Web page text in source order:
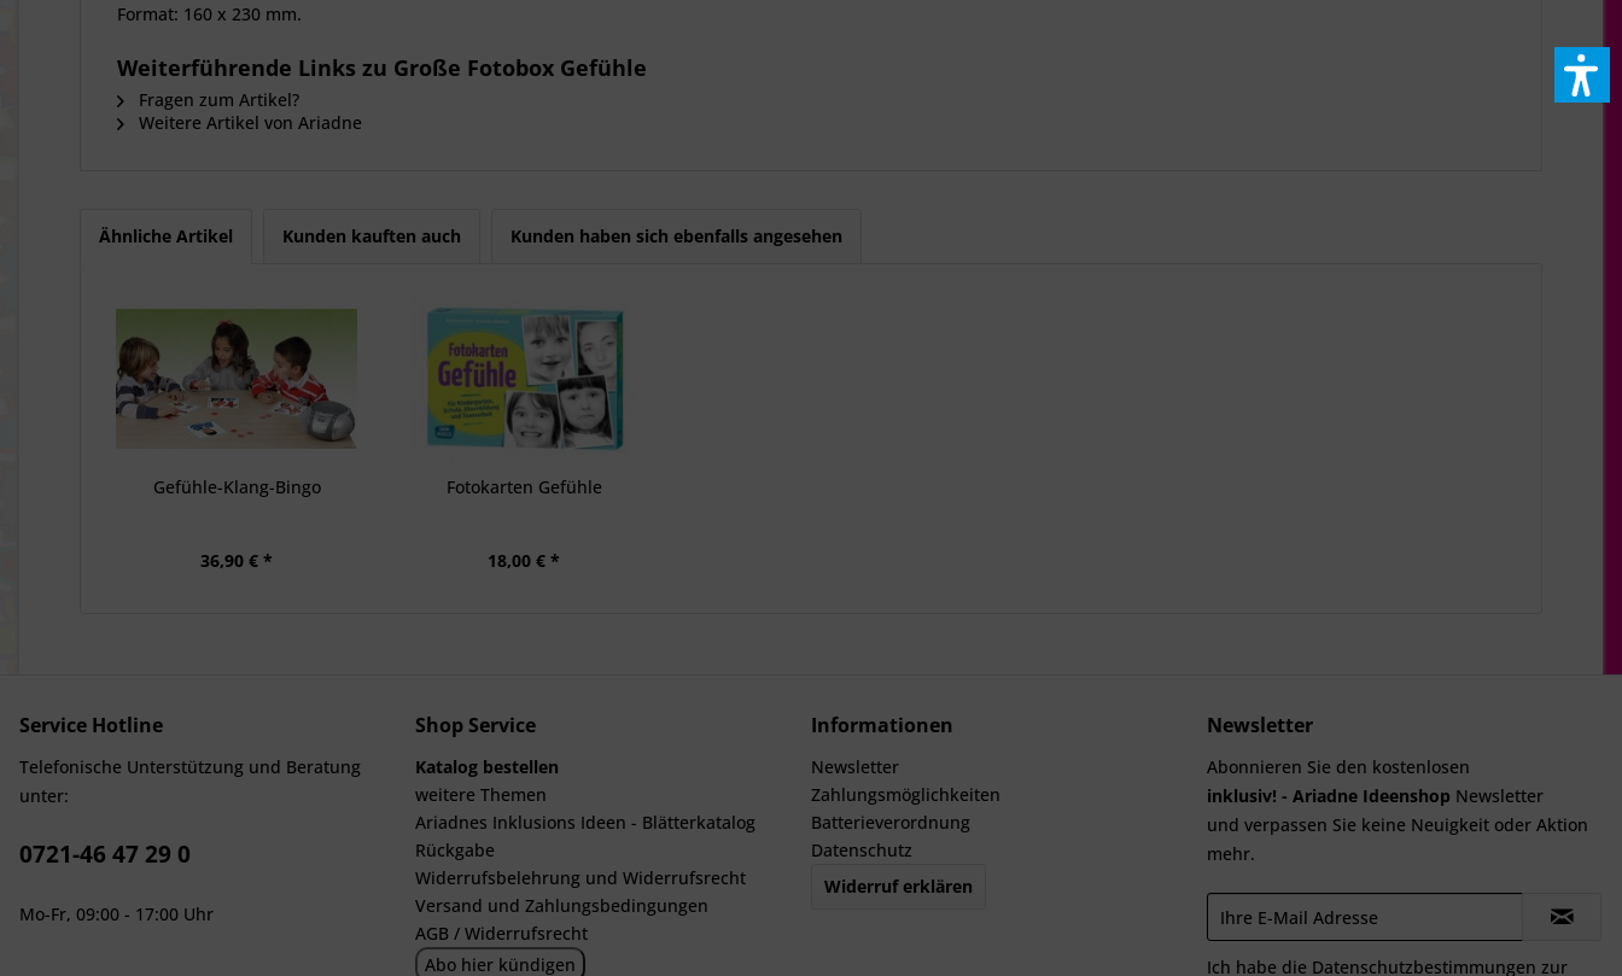
Format: 160 x 230 mm.
Weiterführende Links zu Große Fotobox Gefühle
Fragen zum Artikel?
Weitere Artikel von Ariadne
Ähnliche Artikel Kunden kauften auch Kunden haben sich ebenfalls angesehen
Gefühle-Klang-Bingo
36,90 € *
Fotokarten Gefühle
18,00 € *
Service Hotline
Telefonische Unterstützung und Beratung
unter:
0721-46 47 29 0
Mo-Fr, 09:00 - 17:00 Uhr
Shop Service
Katalog bestellen
weitere Themen
Ariadnes Inklusions Ideen - Blätterkatalog
Rückgabe
Widerrufsbelehrung und Widerrufsrecht
Versand und Zahlungsbedingungen
AGB / Widerrufsrecht
Abo hier kündigen
Informationen
Newsletter
Zahlungsmöglichkeiten
Batterieverordnung
Datenschutz
Widerruf erklären
Newsletter
Abonnieren Sie den kostenlosen
inklusiv! - Ariadne Ideenshop Newsletter
und verpassen Sie keine Neuigkeit oder Aktion
mehr.
Ich habe die Datenschutzbestimmungen zur